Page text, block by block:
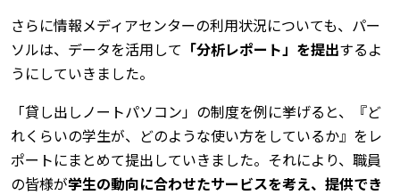
さらに情報メディアセンターの利用状況についても、パー
ソルは、データを活用して 「分析レポート」を提出するよ
うにしていきました。
「貸し出しノートパソコン」の制度を例に挙げると、『ど
れくらいの学生が、どのような使い方をしているか』をレ
ポートにまとめて提出していきました。それにより、職員
の皆様が学生の動向に合わせたサービスを考え、提供でき